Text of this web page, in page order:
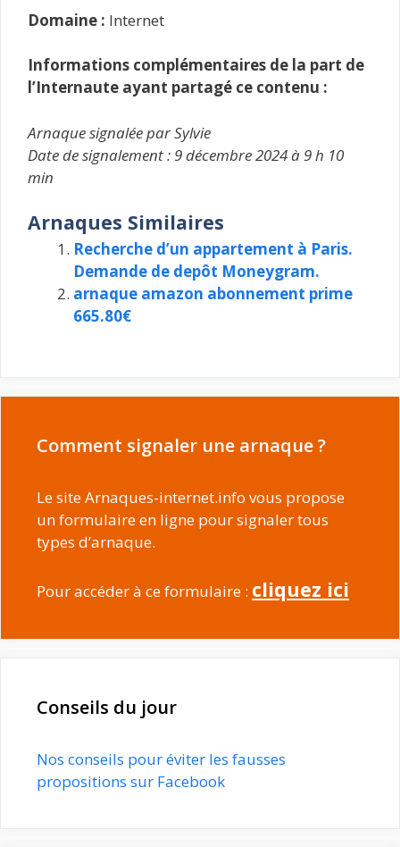
Domaine : Internet
Informations complémentaires de la part de
l’Internaute ayant partagé ce contenu :
Arnaque signalée par Sylvie
Date de signalement : 9 décembre 2024 à 9 h 10
min
Arnaques Similaires
Recherche d’un appartement à Paris.
Demande de depôt Moneygram.
arnaque amazon abonnement prime
665.80€
Comment signaler une arnaque ?
Le site Arnaques-internet.info vous propose
un formulaire en ligne pour signaler tous
types d’arnaque.
Pour accéder à ce formulaire : cliquez ici
Conseils du jour
Nos conseils pour éviter les fausses
propositions sur Facebook